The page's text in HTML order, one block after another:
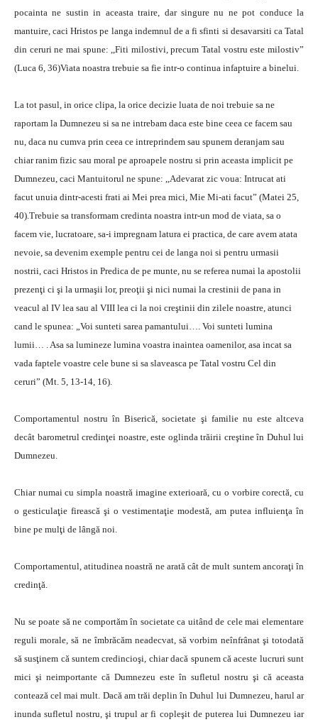
pocainta ne sustin in aceasta traire, dar singure nu ne pot conduce la
mantuire, caci Hristos pe langa indemnul de a fi sfinti si desavarsiti ca Tatal
din ceruri ne mai spune: ,,Fiti milostivi, precum Tatal vostru este milostiv”
(Luca 6, 36)Viata noastra trebuie sa fie intr-o continua infaptuire a binelui.
La tot pasul, in orice clipa, la orice decizie luata de noi trebuie sa ne
raportam la Dumnezeu si sa ne intrebam daca este bine ceea ce facem sau
nu, daca nu cumva prin ceea ce intreprindem sau spunem deranjam sau
chiar ranim fizic sau moral pe aproapele nostru si prin aceasta implicit pe
Dumnezeu, caci Mantuitorul ne spune: ,,Adevarat zic voua: Intrucat ati
facut unuia dintr-acesti frati ai Mei prea mici, Mie Mi-ati facut” (Matei 25,
40).Trebuie sa transformam credinta noastra intr-un mod de viata, sa o
facem vie, lucratoare, sa-i impregnam latura ei practica, de care avem atata
nevoie, sa devenim exemple pentru cei de langa noi si pentru urmasii
nostrii, caci Hristos in Predica de pe munte, nu se referea numai la apostolii
prezenţi ci şi la urmaşii lor, preoţii şi nici numai la crestinii de pana in
veacul al IV lea sau al VIII lea ci la noi creştinii din zilele noastre, atunci
cand le spunea: „Voi sunteti sarea pamantului…. Voi sunteti lumina
lumii… . Asa sa lumineze lumina voastra inaintea oamenilor, asa incat sa
vada faptele voastre cele bune si sa slaveasca pe Tatal vostru Cel din
ceruri” (Mt. 5, 13-14, 16).
Comportamentul nostru în Biserică, societate şi familie nu este altceva
decât barometrul credinţei noastre, este oglinda trăirii creştine în Duhul lui
Dumnezeu.
Chiar numai cu simpla noastră imagine exterioară, cu o vorbire corectă, cu
o gesticulaţie firească şi o vestimentaţie modestă, am putea influienţa în
bine pe mulţi de lângă noi.
Comportamentul, atitudinea noastră ne arată cât de mult suntem ancoraţi în
credinţă.
Nu se poate să ne comportăm în societate ca uitând de cele mai elementare
reguli morale, să ne îmbrăcăm neadecvat, să vorbim neînfrânat şi totodată
să susţinem că suntem credincioşi, chiar dacă spunem că aceste lucruri sunt
mici şi neimportante că Dumnezeu este în sufletul nostru şi că aceasta
contează cel mai mult. Dacă am trăi deplin în Duhul lui Dumnezeu, harul ar
inunda sufletul nostru, şi trupul ar fi copleşit de puterea lui Dumnezeu iar